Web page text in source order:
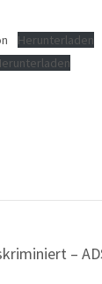
Herunterladen
–